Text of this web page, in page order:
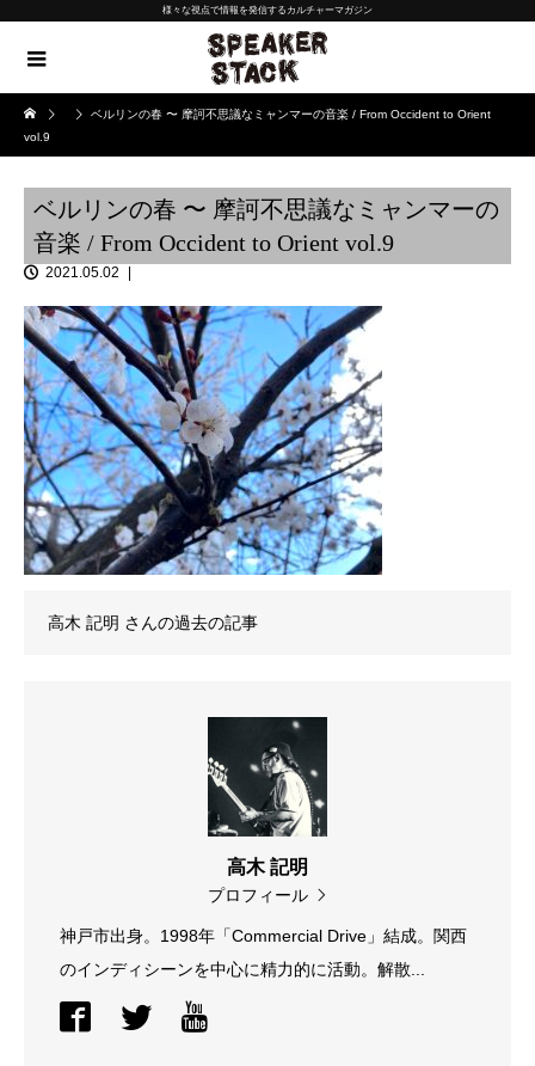
様々な視点で情報を発信するカルチャーマガジン
ベルリンの春 〜 摩訶不思議なミャンマーの音楽 / From Occident to Orient
vol.9
ベルリンの春 〜 摩訶不思議なミャンマーの
音楽 / From Occident to Orient vol.9
2021.05.02
高木 記明 さんの過去の記事
高木 記明
プロフィール
神戸市出身。1998年「Commercial Drive」結成。関西
のインディシーンを中心に精力的に活動。解散...